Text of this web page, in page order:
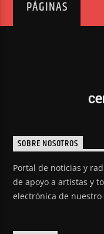
PÁGINAS
SOBRE NOSOTROS
Portal de noticias y
de apoyo a artistas y
electrónica de nuestro